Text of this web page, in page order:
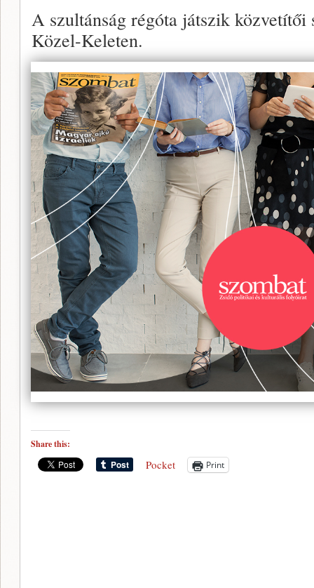
A szultánság régóta játszik közvetítői
Közel-Keleten.
Share this:
Pocket Print